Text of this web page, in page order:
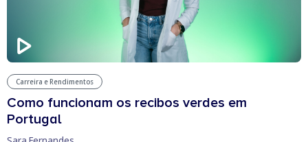
Carreira e Rendimentos
Como funcionam os recibos verdes em
Portugal